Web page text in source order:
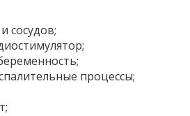
сосудов;
процессы;